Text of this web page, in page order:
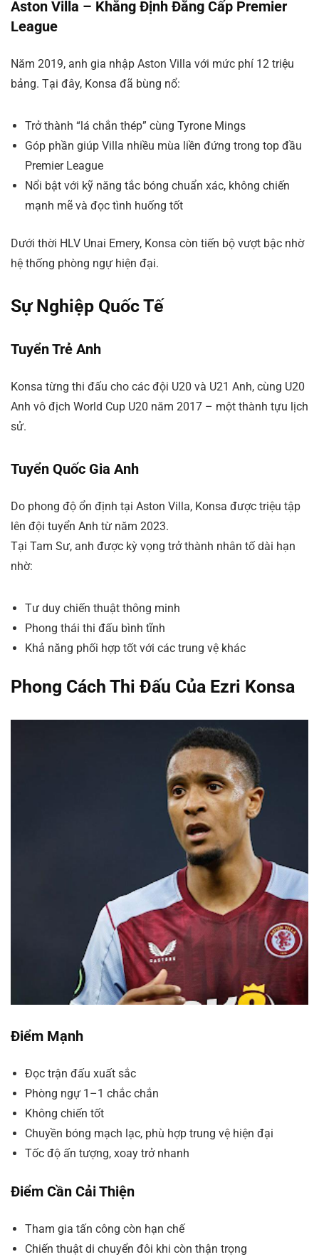
Aston Villa – Khẳng Định Đẳng Cấp Premier
League
Năm 2019, anh gia nhập Aston Villa với mức phí 12 triệu
bảng. Tại đây, Konsa đã bùng nổ:
Trở thành “lá chắn thép” cùng Tyrone Mings
Góp phần giúp Villa nhiều mùa liền đứng trong top đầu
Premier League
Nổi bật với kỹ năng tắc bóng chuẩn xác, không chiến
mạnh mẽ và đọc tình huống tốt
Dưới thời HLV Unai Emery, Konsa còn tiến bộ vượt bậc nhờ
hệ thống phòng ngự hiện đại.
Sự Nghiệp Quốc Tế
Tuyển Trẻ Anh
Konsa từng thi đấu cho các đội U20 và U21 Anh, cùng U20
Anh vô địch World Cup U20 năm 2017 – một thành tựu lịch
sử.
Tuyển Quốc Gia Anh
Do phong độ ổn định tại Aston Villa, Konsa được triệu tập
lên đội tuyển Anh từ năm 2023.
Tại Tam Sư, anh được kỳ vọng trở thành nhân tố dài hạn
nhờ:
Tư duy chiến thuật thông minh
Phong thái thi đấu bình tĩnh
Khả năng phối hợp tốt với các trung vệ khác
Phong Cách Thi Đấu Của Ezri Konsa
Điểm Mạnh
Đọc trận đấu xuất sắc
Phòng ngự 1–1 chắc chắn
Không chiến tốt
Chuyền bóng mạch lạc, phù hợp trung vệ hiện đại
Tốc độ ấn tượng, xoay trở nhanh
Điểm Cần Cải Thiện
Tham gia tấn công còn hạn chế
Chiến thuật di chuyển đôi khi còn thận trọng